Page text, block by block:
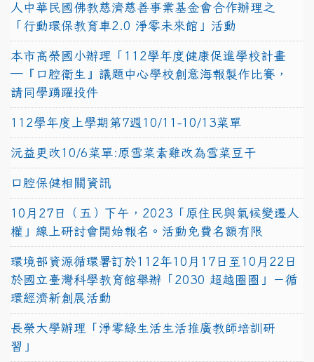
人中華民國佛教慈濟慈善事業基金會合作辦理之
「行動環保教育車2.0 淨零未來館」活動
本市高榮國小辦理「112學年度健康促進學校計畫
─『口腔衛生』議題中心學校創意海報製作比賽，
請同學踴躍投件
112學年度上學期第7週10/11-10/13菜單
沅益更改10/6菜單:原雪菜素雞改為雪菜豆干
口腔保健相關資訊
10月27日（五）下午，2023「原住民與氣候變遷人
權」線上研討會開始報名。活動免費名額有限
環境部資源循環署訂於112年10月17日至10月22日
於國立臺灣科學教育館舉辦「2030 超越圈圈」－循
環經濟新創展活動
長榮大學辦理「淨零綠生活生活推廣教師培訓研
習」